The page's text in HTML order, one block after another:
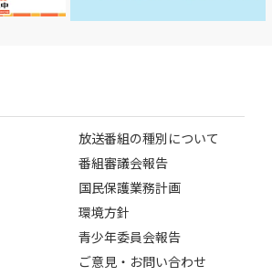
放送番組の種別について
番組審議会報告
国民保護業務計画
環境方針
青少年委員会報告
ご意見・お問い合わせ